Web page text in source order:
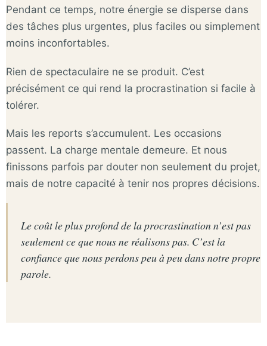
Pendant ce temps, notre énergie se disperse dans
des tâches plus urgentes, plus faciles ou simplement
moins inconfortables.
Rien de spectaculaire ne se produit. C’est
précisément ce qui rend la procrastination si facile à
tolérer.
Mais les reports s’accumulent. Les occasions
passent. La charge mentale demeure. Et nous
finissons parfois par douter non seulement du projet,
mais de notre capacité à tenir nos propres décisions.
Le coût le plus profond de la procrastination n’est pas
seulement ce que nous ne réalisons pas. C’est la
confiance que nous perdons peu à peu dans notre propre
parole.